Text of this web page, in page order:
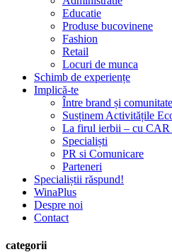
Educatie
Produse bucovinene
Fashion
Retail
Locuri de munca
Schimb de experiențe
Implică-te
Între brand și comunitate
Susținem Activitățile
La firul ierbii – cu CAR
Specialiști
PR si Comunicare
Parteneri
Specialiștii răspund!
WinaPlus
Despre noi
Contact
categorii